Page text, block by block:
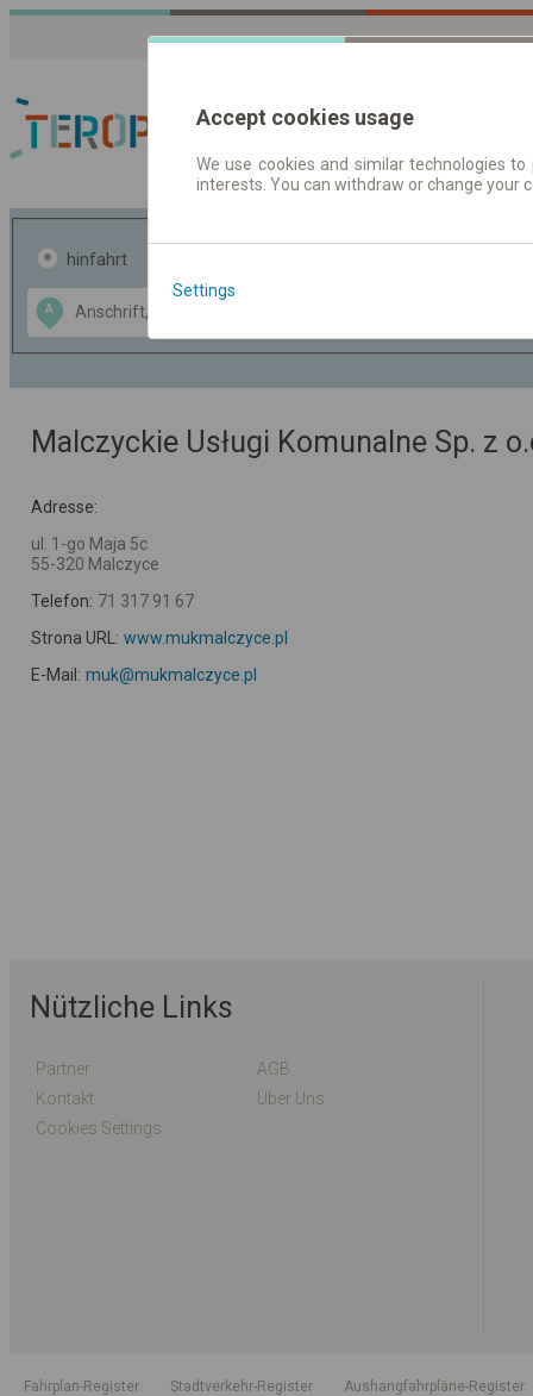
Fahrplandaten |
hinfahrt
A
Data CC-BY-SA
OpenStreetMap
GeoLite data by
Malczyckie Usługi Komunalne Sp. z
Adresse:
ul. 1-go Maja 5c
55-320 Malczyce
Telefon: 71 317 91 67
Strona URL: www.mukmalczyce.pl
E-Mail: muk@mukmalczyce.pl
Nützliche Links
Partner
AGB
Kontakt
Über Uns
Cookies Settings
Fahrplan-Register Stadtverkehr-Register Aushangfahrpläne-Register
Accept cookies usage
We use cookies and similar technologies
interests. You can withdraw or change
Settings